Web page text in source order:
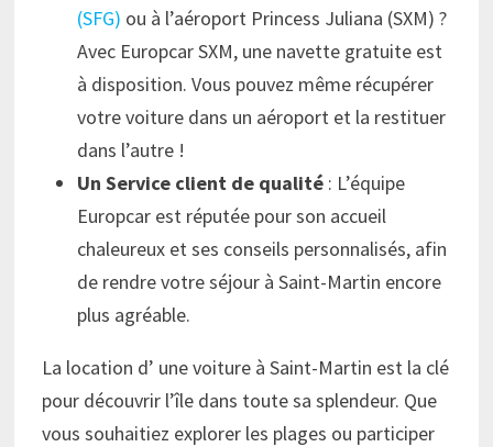
(SFG) ou à l’aéroport Princess Juliana (SXM) ?
Avec Europcar SXM, une navette gratuite est
à disposition. Vous pouvez même récupérer
votre voiture dans un aéroport et la restituer
dans l’autre !
Un Service client de qualité : L’équipe
Europcar est réputée pour son accueil
chaleureux et ses conseils personnalisés, afin
de rendre votre séjour à Saint-Martin encore
plus agréable.
La location d’ une voiture à Saint-Martin est la clé
pour découvrir l’île dans toute sa splendeur. Que
vous souhaitiez explorer les plages ou participer